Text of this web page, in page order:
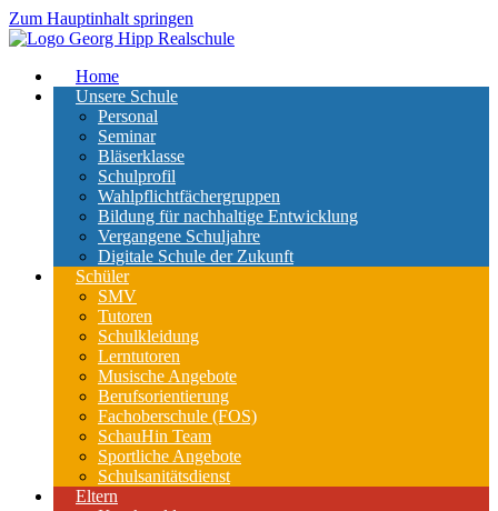
Zum Hauptinhalt springen
Home
Unsere Schule
Personal
Seminar
Bläserklasse
Schulprofil
Wahlpflichtfächergruppen
Bildung für nachhaltige Entwicklung
Vergangene Schuljahre
Digitale Schule der Zukunft
Schüler
SMV
Tutoren
Schulkleidung
Lerntutoren
Musische Angebote
Berufsorientierung
Fachoberschule (FOS)
SchauHin Team
Sportliche Angebote
Schulsanitätsdienst
Eltern